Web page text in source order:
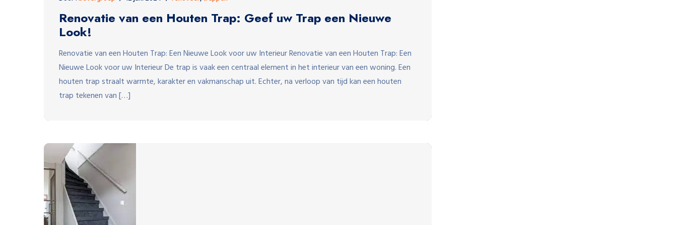
Renovatie van een Houten Trap: Geef uw Trap een Nieuwe
Look!
Renovatie van een Houten Trap: Een Nieuwe Look voor uw Interieur Renovatie van een Houten Trap: Een
Nieuwe Look voor uw Interieur De trap is vaak een centraal element in het interieur van een woning. Een
houten trap straalt warmte, karakter en vakmanschap uit. Echter, na verloop van tijd kan een houten
trap tekenen van […]